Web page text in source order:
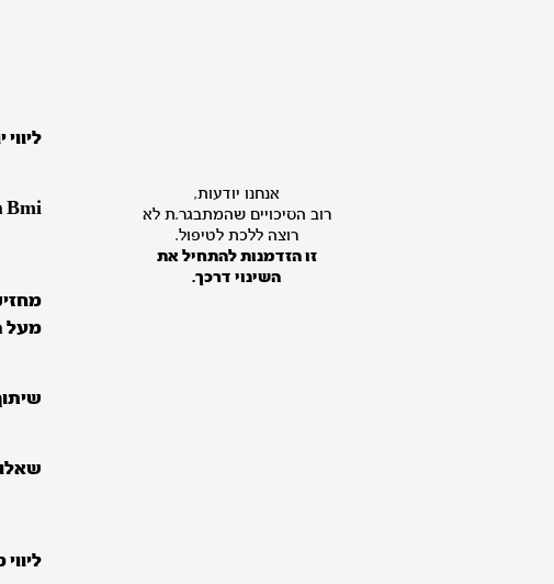
ליווי
Bmi
מעל
אנחנו יודעות,
רוב הסיכויים שהמתבגר.ת לא
רוצה ללכת לטיפול.
זו הזדמנות להתחיל את
השינוי דרכך.